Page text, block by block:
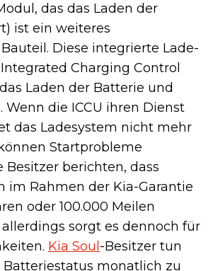
das das Laden der
ist ein weiteres
Diese integrierte Lade-
Charging Control
Laden der Batterie und
Wenn die ICCU ihren Dienst
das Ladesystem nicht mehr
Startprobleme
Besitzer berichten, dass
im Rahmen der Kia-Garantie
oder 100.000 Meilen
sorgt es dennoch für
Kia Soul -Besitzer tun
monatlich zu